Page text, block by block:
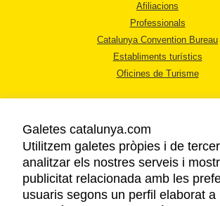
Afiliacions
Professionals
Catalunya Convention Bureau
Establiments turístics
Oficines de Turisme
AVÍS LEGAL
POLÍTICA DE PRIVACITAT
Galetes catalunya.com
Utilitzem galetes pròpies i de
analitzar els nostres serveis i
publicitat relacionada amb les
usuaris segons un perfil elaborat a